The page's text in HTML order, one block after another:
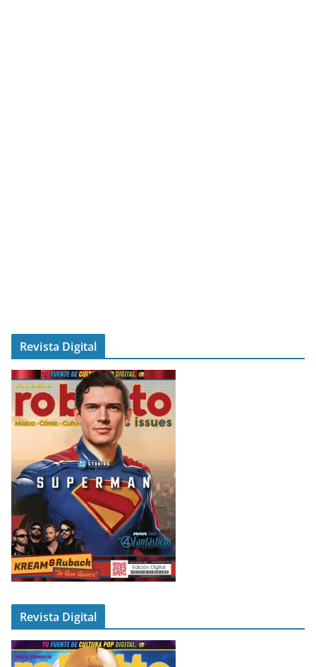
Revista Digital
Revista Digital